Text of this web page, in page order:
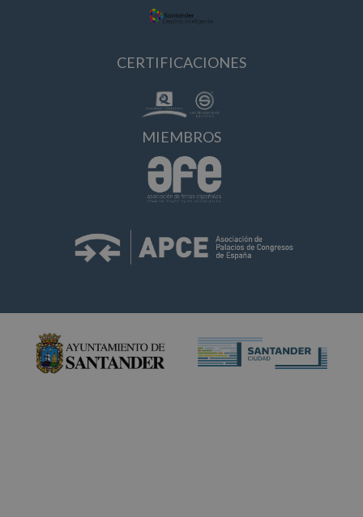
CERTIFICACIONES
MIEMBROS